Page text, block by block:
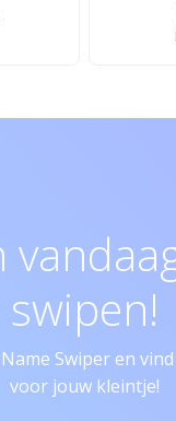
swipen!
Swiper en
voor jouw kleintje!